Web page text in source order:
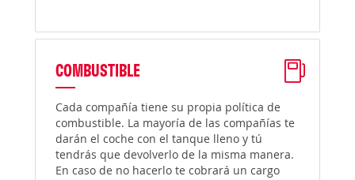
COMBUSTIBLE
Cada compañía tiene su propia política de
combustible. La mayoría de las compañías te
darán el coche con el tanque lleno y tú
tendrás que devolverlo de la misma manera.
En caso de no hacerlo te cobrará un cargo